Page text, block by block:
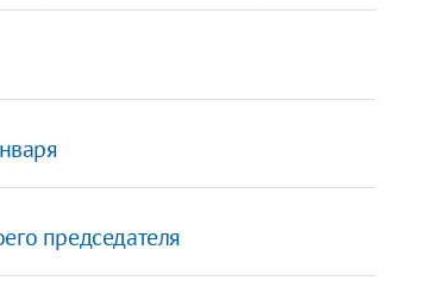
председателя